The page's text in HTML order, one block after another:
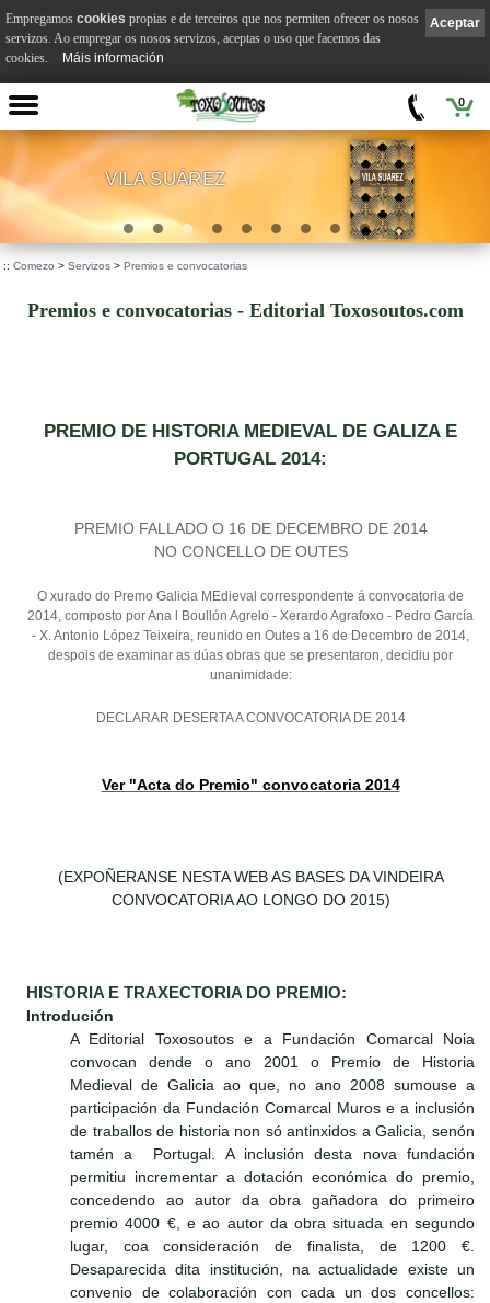
0
VILA SUÁREZ
:: Comezo > Servizos > Premios e convocatorias
Premios e convocatorias - Editorial Toxosoutos.com
PREMIO DE HISTORIA MEDIEVAL DE GALIZA E
PORTUGAL 2014:
PREMIO FALLADO O 16 DE DECEMBRO DE 2014
NO CONCELLO DE OUTES
O xurado do Premo Galicia MEdieval correspondente á convocatoria de
2014, composto por Ana l Boullón Agrelo - Xerardo Agrafoxo - Pedro García
- X. Antonio López Teixeira, reunido en Outes a 16 de Decembro de 2014,
despois de examinar as dúas obras que se presentaron, decidiu por
unanimidade:
DECLARAR DESERTA A CONVOCATORIA DE 2014
Ver "Acta do Premio" convocatoria 2014
(EXPOÑERANSE NESTA WEB AS BASES DA VINDEIRA
CONVOCATORIA AO LONGO DO 2015)
HISTORIA E TRAXECTORIA DO PREMIO:
Introdución
A Editorial Toxosoutos e a Fundación Comarcal Noia
convocan dende o ano 2001 o Premio de Historia
Medieval de Galicia ao que, no ano 2008 sumouse a
participación da Fundación Comarcal Muros e a inclusión
de traballos de historia non só antinxidos a Galicia, senón
tamén a Portugal. A inclusión desta nova fundación
permitiu incrementar a dotación económica do premio,
concedendo ao autor da obra gañadora do primeiro
premio 4000 €, e ao autor da obra situada en segundo
lugar, coa consideración de finalista, de 1200 €.
Desaparecida dita institución, na actualidade existe un
convenio de colaboración con cada un dos concellos:
Aceptar
Empregamos cookies propias e de terceiros que nos permiten ofrecer os nosos
servizos. Ao empregar os nosos servizos, aceptas o uso que facemos das
cookies.
Máis información